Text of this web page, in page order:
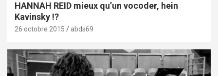
HANNAH REID mieux qu’un vocoder, hein
Kavinsky !?
26 octobre 2015 abds69